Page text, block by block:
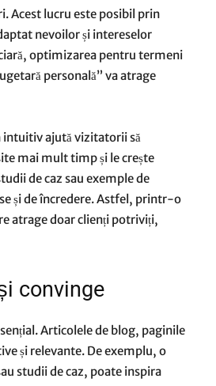
Acest lucru este posibil prin
nevoilor și intereselor
optimizarea pentru termeni
personală” va atrage
intuitiv ajută vizitatorii să
mai mult timp și le crește
de caz sau exemple de
și de încredere. Astfel, printr-o
atrage doar clienți potriviți,
convinge
Articolele de blog, paginile
și relevante. De exemplu, o
studii de caz, poate inspira